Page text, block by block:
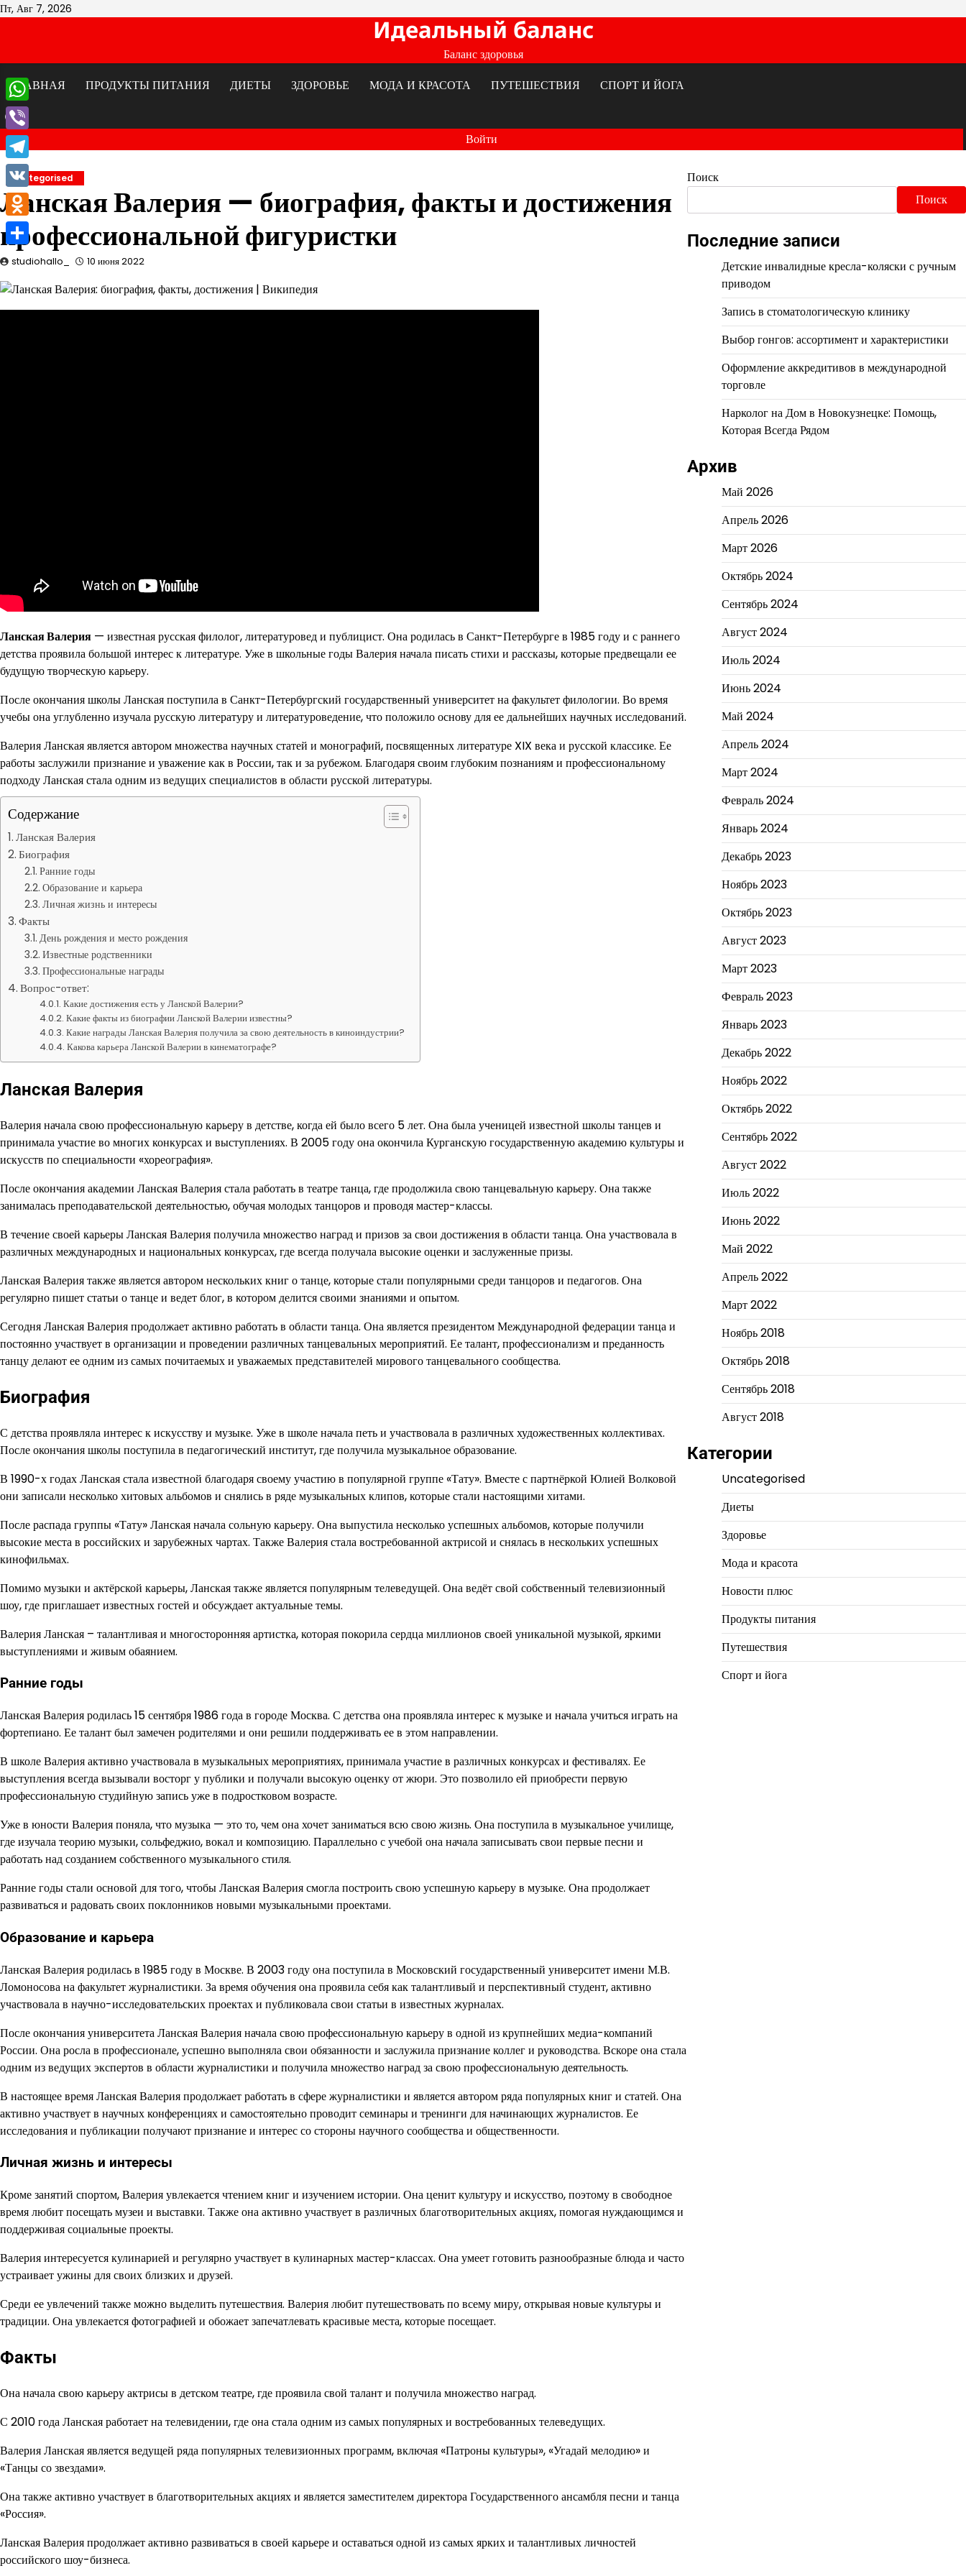
Перейти
Пт, Авг 7, 2026
Идеальный баланс
Баланс здоровья
ГЛАВНАЯ
ПРОДУКТЫ ПИТАНИЯ ДИЕТЫ ЗДОРОВЬЕ МОДА И КРАСОТА ПУТЕШЕСТВИЯ СПОРТ И ЙОГА
Войти
Uncategorised
Ланская Валерия — биография, факты и достижения
профессиональной фигуристки
studiohallo_ 10 июня 2022
Ланская Валерия — известная русская филолог, литературовед и публицист. Она родилась в Санкт-Петербурге в 1985 году и с раннего
детства проявила большой интерес к литературе. Уже в школьные годы Валерия начала писать стихи и рассказы, которые предвещали ее
будущую творческую карьеру.
После окончания школы Ланская поступила в Санкт-Петербургский государственный университет на факультет филологии. Во время
учебы она углубленно изучала русскую литературу и литературоведение, что положило основу для ее дальнейших научных исследований.
Валерия Ланская является автором множества научных статей и монографий, посвященных литературе XIX века и русской классике. Ее
работы заслужили признание и уважение как в России, так и за рубежом. Благодаря своим глубоким познаниям и профессиональному
подходу Ланская стала одним из ведущих специалистов в области русской литературы.
Содержание
Ланская Валерия
Биография
Ранние годы
Образование и карьера
Личная жизнь и интересы
Факты
День рождения и место рождения
Известные родственники
Профессиональные награды
Вопрос-ответ:
Какие достижения есть у Ланской Валерии?
Какие факты из биографии Ланской Валерии известны?
Какие награды Ланская Валерия получила за свою деятельность в киноиндустрии?
Какова карьера Ланской Валерии в кинематографе?
Ланская Валерия
Валерия начала свою профессиональную карьеру в детстве, когда ей было всего 5 лет. Она была ученицей известной школы танцев и
принимала участие во многих конкурсах и выступлениях. В 2005 году она окончила Курганскую государственную академию культуры и
искусств по специальности «хореография».
После окончания академии Ланская Валерия стала работать в театре танца, где продолжила свою танцевальную карьеру. Она также
занималась преподавательской деятельностью, обучая молодых танцоров и проводя мастер-классы.
В течение своей карьеры Ланская Валерия получила множество наград и призов за свои достижения в области танца. Она участвовала в
различных международных и национальных конкурсах, где всегда получала высокие оценки и заслуженные призы.
Ланская Валерия также является автором нескольких книг о танце, которые стали популярными среди танцоров и педагогов. Она
регулярно пишет статьи о танце и ведет блог, в котором делится своими знаниями и опытом.
Сегодня Ланская Валерия продолжает активно работать в области танца. Она является президентом Международной федерации танца и
постоянно участвует в организации и проведении различных танцевальных мероприятий. Ее талант, профессионализм и преданность
танцу делают ее одним из самых почитаемых и уважаемых представителей мирового танцевального сообщества.
Биография
С детства проявляла интерес к искусству и музыке. Уже в школе начала петь и участвовала в различных художественных коллективах.
После окончания школы поступила в педагогический институт, где получила музыкальное образование.
В 1990-х годах Ланская стала известной благодаря своему участию в популярной группе «Тату». Вместе с партнёркой Юлией Волковой
они записали несколько хитовых альбомов и снялись в ряде музыкальных клипов, которые стали настоящими хитами.
После распада группы «Тату» Ланская начала сольную карьеру. Она выпустила несколько успешных альбомов, которые получили
высокие места в российских и зарубежных чартах. Также Валерия стала востребованной актрисой и снялась в нескольких успешных
кинофильмах.
Помимо музыки и актёрской карьеры, Ланская также является популярным телеведущей. Она ведёт свой собственный телевизионный
шоу, где приглашает известных гостей и обсуждает актуальные темы.
Валерия Ланская – талантливая и многосторонняя артистка, которая покорила сердца миллионов своей уникальной музыкой, яркими
выступлениями и живым обаянием.
Ранние годы
Ланская Валерия родилась 15 сентября 1986 года в городе Москва. С детства она проявляла интерес к музыке и начала учиться играть на
фортепиано. Ее талант был замечен родителями и они решили поддерживать ее в этом направлении.
В школе Валерия активно участвовала в музыкальных мероприятиях, принимала участие в различных конкурсах и фестивалях. Ее
выступления всегда вызывали восторг у публики и получали высокую оценку от жюри. Это позволило ей приобрести первую
профессиональную студийную запись уже в подростковом возрасте.
Уже в юности Валерия поняла, что музыка — это то, чем она хочет заниматься всю свою жизнь. Она поступила в музыкальное училище,
где изучала теорию музыки, сольфеджио, вокал и композицию. Параллельно с учебой она начала записывать свои первые песни и
работать над созданием собственного музыкального стиля.
Ранние годы стали основой для того, чтобы Ланская Валерия смогла построить свою успешную карьеру в музыке. Она продолжает
развиваться и радовать своих поклонников новыми музыкальными проектами.
Образование и карьера
Ланская Валерия родилась в 1985 году в Москве. В 2003 году она поступила в Московский государственный университет имени М.В.
Ломоносова на факультет журналистики. За время обучения она проявила себя как талантливый и перспективный студент, активно
участвовала в научно-исследовательских проектах и публиковала свои статьи в известных журналах.
После окончания университета Ланская Валерия начала свою профессиональную карьеру в одной из крупнейших медиа-компаний
России. Она росла в профессионале, успешно выполняла свои обязанности и заслужила признание коллег и руководства. Вскоре она стала
одним из ведущих экспертов в области журналистики и получила множество наград за свою профессиональную деятельность.
В настоящее время Ланская Валерия продолжает работать в сфере журналистики и является автором ряда популярных книг и статей. Она
активно участвует в научных конференциях и самостоятельно проводит семинары и тренинги для начинающих журналистов. Ее
исследования и публикации получают признание и интерес со стороны научного сообщества и общественности.
Личная жизнь и интересы
Кроме занятий спортом, Валерия увлекается чтением книг и изучением истории. Она ценит культуру и искусство, поэтому в свободное
время любит посещать музеи и выставки. Также она активно участвует в различных благотворительных акциях, помогая нуждающимся и
поддерживая социальные проекты.
Валерия интересуется кулинарией и регулярно участвует в кулинарных мастер-классах. Она умеет готовить разнообразные блюда и часто
устраивает ужины для своих близких и друзей.
Среди ее увлечений также можно выделить путешествия. Валерия любит путешествовать по всему миру, открывая новые культуры и
традиции. Она увлекается фотографией и обожает запечатлевать красивые места, которые посещает.
Факты
Она начала свою карьеру актрисы в детском театре, где проявила свой талант и получила множество наград.
С 2010 года Ланская работает на телевидении, где она стала одним из самых популярных и востребованных телеведущих.
Валерия Ланская является ведущей ряда популярных телевизионных программ, включая «Патроны культуры», «Угадай мелодию» и
«Танцы со звездами».
Она также активно участвует в благотворительных акциях и является заместителем директора Государственного ансамбля песни и танца
«Россия».
Ланская Валерия продолжает активно развиваться в своей карьере и оставаться одной из самых ярких и талантливых личностей
российского шоу-бизнеса.
Поиск
Поиск
Последние записи
Детские инвалидные кресла-коляски с ручным
приводом
Запись в стоматологическую клинику
Выбор гонгов: ассортимент и характеристики
Оформление аккредитивов в международной
торговле
Нарколог на Дом в Новокузнецке: Помощь,
Которая Всегда Рядом
Архив
Май 2026
Апрель 2026
Март 2026
Октябрь 2024
Сентябрь 2024
Август 2024
Июль 2024
Июнь 2024
Май 2024
Апрель 2024
Март 2024
Февраль 2024
Январь 2024
Декабрь 2023
Ноябрь 2023
Октябрь 2023
Август 2023
Март 2023
Февраль 2023
Январь 2023
Декабрь 2022
Ноябрь 2022
Октябрь 2022
Сентябрь 2022
Август 2022
Июль 2022
Июнь 2022
Май 2022
Апрель 2022
Март 2022
Ноябрь 2018
Октябрь 2018
Сентябрь 2018
Август 2018
Категории
Uncategorised
Диеты
Здоровье
Мода и красота
Новости плюс
Продукты питания
Путешествия
Спорт и йога
WhatsApp
Viber
Telegram
VK
Odnoklassniki
Отправить